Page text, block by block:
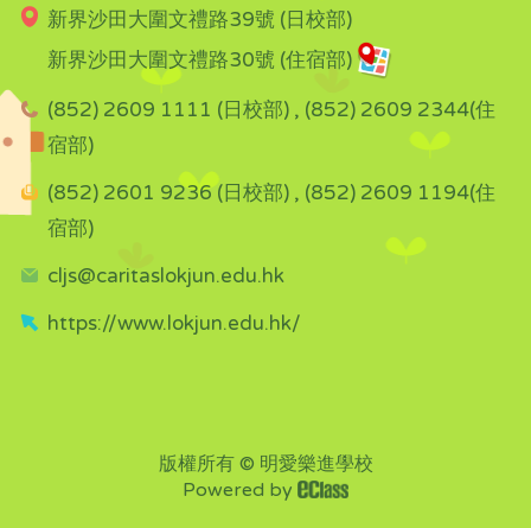
新界沙田大圍文禮路39號 (日校部)
新界沙田大圍文禮路30號 (住宿部)
(852) 2609 1111 (日校部) , (852) 2609 2344(住
宿部)
(852) 2601 9236 (日校部) , (852) 2609 1194(住
宿部)
cljs@caritaslokjun.edu.hk
https://www.lokjun.edu.hk/
版權所有 © 明愛樂進學校
Powered by